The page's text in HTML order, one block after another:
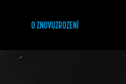
O ZNOVUZROZENÍ